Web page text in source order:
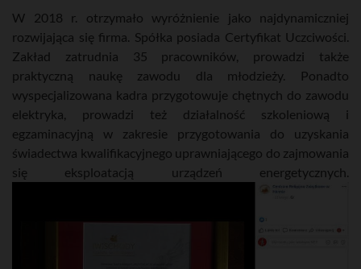
W 2018 r. otrzymało wyróżnienie jako najdynamiczniej
rozwijająca się firma. Spółka posiada Certyfikat Uczciwości.
Zakład zatrudnia 35 pracowników, prowadzi także
praktyczną naukę zawodu dla młodzieży. Ponadto
wyspecjalizowana kadra przygotowuje chętnych do zawodu
elektryka, prowadzi też działalność szkoleniową i
egzaminacyjną w zakresie przygotowania do uzyskania
świadectwa kwalifikacyjnego uprawniającego do zajmowania
się eksploatacją urządzeń energetycznych.